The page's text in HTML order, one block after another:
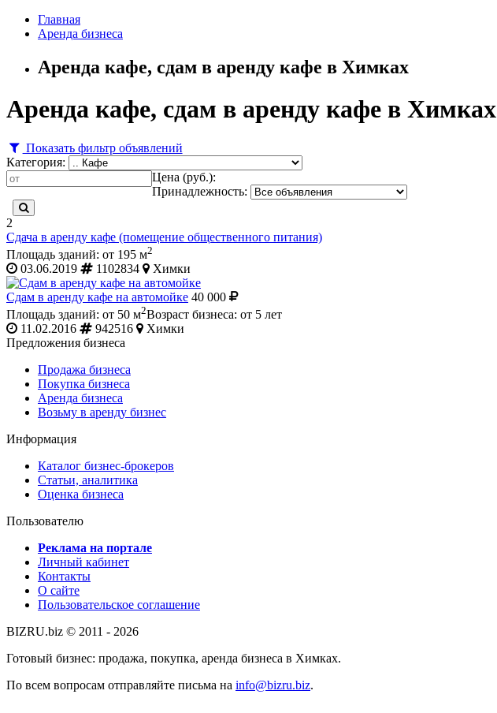
Главная
Аренда бизнеса
Аренда кафе, сдам в аренду кафе в Химках
Аренда кафе, сдам в аренду кафе в Химках
Показать фильтр объявлений
Категория:
Цена (руб.):
Принадлежность:
2
Сдача в аренду кафе (помещение общественного питания)
Площадь зданий: от 195 м2
03.06.2019 1102834 Химки
Сдам в аренду кафе на автомойке 40 000
Площадь зданий: от 50 м2Возраст бизнеса: от 5 лет
11.02.2016
942516
Химки
Предложения бизнеса
Продажа бизнеса
Покупка бизнеса
Аренда бизнеса
Возьму в аренду бизнес
Информация
Каталог бизнес-брокеров
Статьи, аналитика
Оценка бизнеса
Пользователю
Реклама на портале
Личный кабинет
Контакты
О сайте
Пользовательское соглашение
BIZRU.biz © 2011 - 2026
Готовый бизнес: продажа, покупка, аренда бизнеса в Химках.
По всем вопросам отправляйте письма на info@bizru.biz.